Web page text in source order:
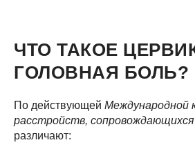
ЧТО ТАКОЕ
ГОЛОВНАЯ БОЛЬ?
По действующей Международной
расстройств,
различают: